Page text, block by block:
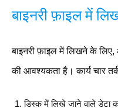
बाइनरी फ़ाइल में
बाइनरी फ़ाइल में लिखने के
की आवश्यकता है। कार्य चार
डिस्क में लिखे जाने वाले डेटा